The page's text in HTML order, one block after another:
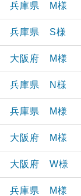
兵庫県 M様
兵庫県 S様
大阪府 M様
兵庫県 N様
兵庫県 M様
大阪府 M様
大阪府 W様
兵庫県 M様